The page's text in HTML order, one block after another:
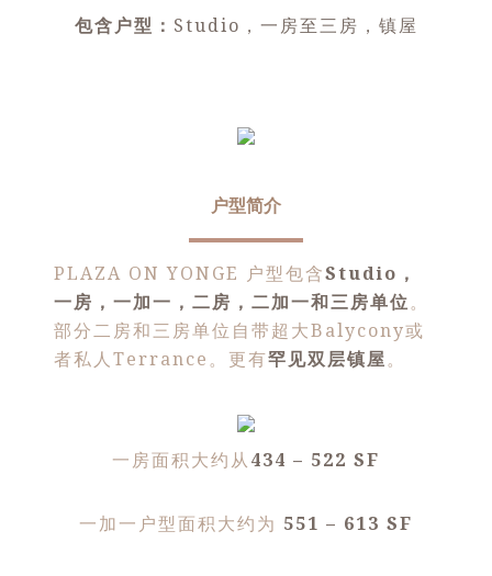
包含户型： Studio，一房至三房，镇屋
户型简介
PLAZA ON YONGE 户型包含Studio，
一房，一加一，二房，二加一和三房单位。
部分二房和三房单位自带超大Balycony或
者私人Terrance。更有罕见双层镇屋。
一房面积大约从 434 – 522 SF
一加一户型面积大约为 551 – 613 SF